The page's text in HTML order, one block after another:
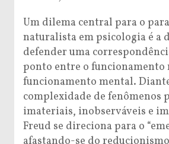
Um dilema central para o
naturalista em psicologia é a
defender uma
ponto entre o funcionamento
funcionamento mental.
complexidade de fenômenos
imateriais, inobserváveis e
Freud se direciona para o